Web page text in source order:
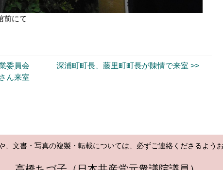
前にて
委員会
ん来室
深浦町町長、藤里町町長が陳情で来室 >>
、文書・写真の複製・転載については、必ずご連絡くださるよう